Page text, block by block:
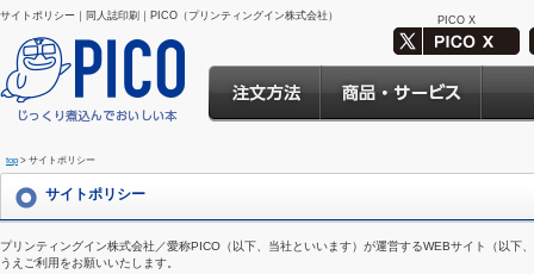
サイトポリシー｜同人誌印刷｜PICO（プリンティングイン株式会社） PICO X
top > サイトポリシー
サイトポリシー
プリンティングイン株式会社／愛称PICO（以下、当社といいます）が運営するWEBサイト（以下
うえご利用をお願いいたします。